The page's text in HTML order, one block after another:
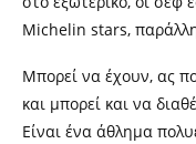
Michelin stars,
Μπορεί να έχουν, ας
και μπορεί και να
Είναι ένα άθλημα